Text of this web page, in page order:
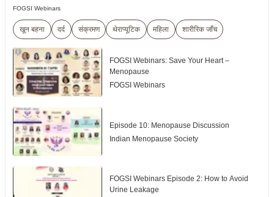
FOGSI Webinars
खून बहना दर्द संक्रमण थेराप्यूटिक महिला शारीरिक जाँच
FOGSI Webinars: Save Your Heart –
Menopause
FOGSI Webinars
Episode 10: Menopause Discussion
Indian Menopause Society
FOGSI Webinars Episode 2: How to Avoid
Urine Leakage